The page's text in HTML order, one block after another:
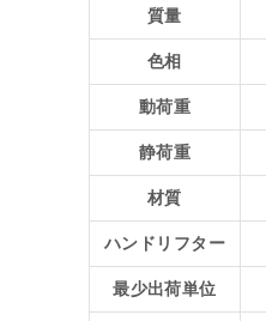
質量
色相
動荷重
静荷重
材質
ハンドリフター
最少出荷単位